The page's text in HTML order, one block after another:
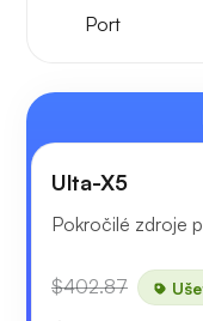
Port
Ulta-X5
Pokročilé zdroje
$402.87